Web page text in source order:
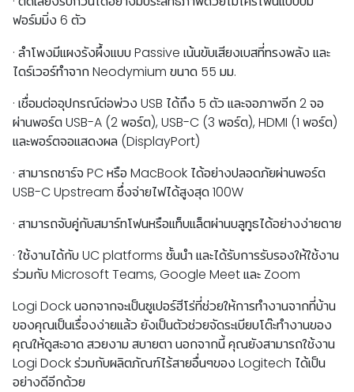
ฟอร์มมิ่ง6 ตัว
· ลำโพงมีแผงรังผึ้งแบบPassive เน้นขับเสียงเบสที่ทรงพลังและ
ไดร์เวอร์ทำจากNeodymium ขนาด 55 มม.
· เชื่อมต่ออุปกรณ์ต่อพ่วงUSB ได้ถึง 5 ตัวและจอภาพอีก2จอ
ผ่านพอร์ตUSB-A (2พอร์ต), USB-C (3 พอร์ต), HDMI (1 พอร์ต)
และพอร์ตจอแสดงผล (DisplayPort)
· สามารถชาร์จPC หรือMacBook ได้อย่างปลอดภัยผ่านพอร์ต
USB-C Upstream ซึ่งจ่ายไฟได้สูงสุด100W
· สามารถจับคู่กับสมาร์ทโฟนหรือแท็บแล็ตผ่านบลูทูธได้อย่างง่ายดาย
·ใช้งานได้กับUC platforms ชั้นนำและได้รับการรับรองให้ใช้งาน
ร่วมกับMicrosoft Teams, Google Meetและ Zoom
Logi Dockนอกจากจะเป็นซูเปอร์ฮีโร่ที่ช่วยให้การทำงานจากที่บ้าน
ของคุณเป็นเรื่องง่ายแล้วยังเป็นตัวช่วยจัดระเบียบโต๊ะทำงานของ
คุณให้ดูสะอาดสวยงามสบายตานอกจากนี้คุณยังสามารถใช้งาน
Logi Dockร่วมกับผลิตภัณฑ์ไร้สายอื่นๆของLogitech ได้เป็น
อย่างดีอีกด้วย